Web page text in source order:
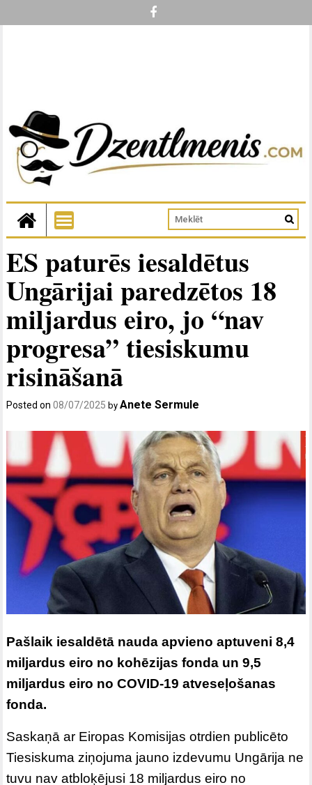
ES paturēs iesaldētus
Ungārijai paredzētos 18
miljardus eiro, jo “nav
progresa” tiesiskumu
risināšanā
Posted on08/07/2025 byAnete Sermule
Pašlaik iesaldētā nauda apvieno aptuveni 8,4
miljardus eiro no kohēzijas fonda un 9,5
miljardus eiro no COVID-19 atveseļošanas
fonda.
Saskaņā ar Eiropas Komisijas otrdien publicēto
Tiesiskuma ziņojuma jauno izdevumu Ungārija ne
tuvu nav atbloķējusi 18 miljardus eiro no